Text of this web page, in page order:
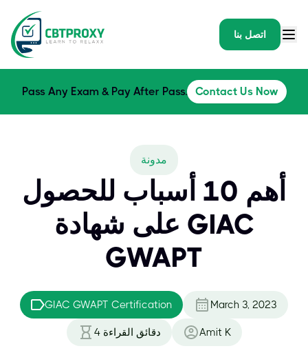
اتصل بنا
Pass Any Exam & Pay After Pass. Contact Us Now
مدونة
أهم 10 أسباب للحصول
على شهادة GIAC
GWAPT
GIAC GWAPT Certification March 3, 2023
4 دقائق القراءة Amit K